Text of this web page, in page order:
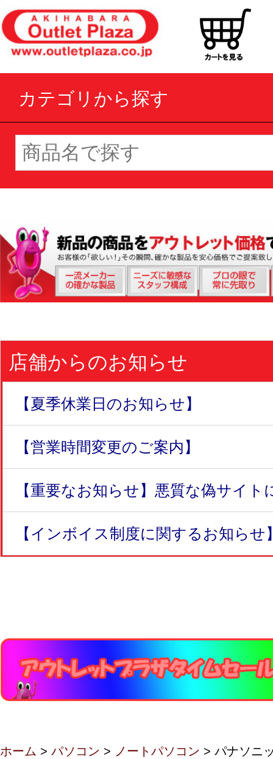
カテゴリから探す
店舗からのお知らせ
【夏季休業日のお知らせ】
【営業時間変更のご案内】
【重要なお知らせ】悪質な偽サイト
【インボイス制度に関するお知らせ
ホーム > パソコン > ノートパソコン > パナソニ